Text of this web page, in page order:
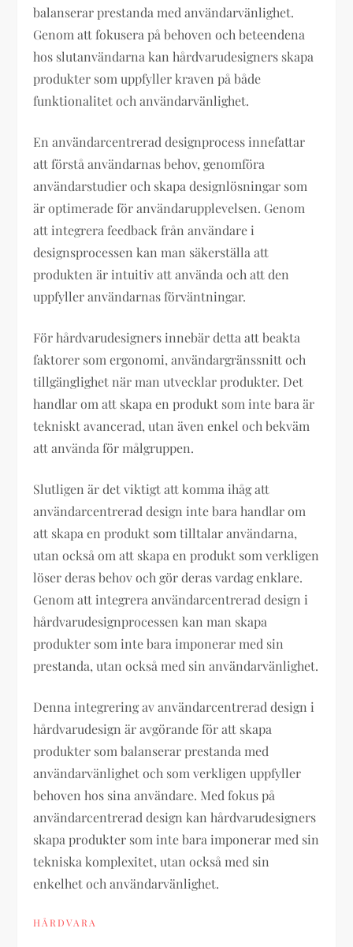
balanserar prestanda med användarvänlighet.
Genom att fokusera på behoven och beteendena
hos slutanvändarna kan hårdvarudesigners skapa
produkter som uppfyller kraven på både
funktionalitet och användarvänlighet.
En användarcentrerad designprocess innefattar
att förstå användarnas behov, genomföra
användarstudier och skapa designlösningar som
är optimerade för användarupplevelsen. Genom
att integrera feedback från användare i
designsprocessen kan man säkerställa att
produkten är intuitiv att använda och att den
uppfyller användarnas förväntningar.
För hårdvarudesigners innebär detta att beakta
faktorer som ergonomi, användargränssnitt och
tillgänglighet när man utvecklar produkter. Det
handlar om att skapa en produkt som inte bara är
tekniskt avancerad, utan även enkel och bekväm
att använda för målgruppen.
Slutligen är det viktigt att komma ihåg att
användarcentrerad design inte bara handlar om
att skapa en produkt som tilltalar användarna,
utan också om att skapa en produkt som verkligen
löser deras behov och gör deras vardag enklare.
Genom att integrera användarcentrerad design i
hårdvarudesignprocessen kan man skapa
produkter som inte bara imponerar med sin
prestanda, utan också med sin användarvänlighet.
Denna integrering av användarcentrerad design i
hårdvarudesign är avgörande för att skapa
produkter som balanserar prestanda med
användarvänlighet och som verkligen uppfyller
behoven hos sina användare. Med fokus på
användarcentrerad design kan hårdvarudesigners
skapa produkter som inte bara imponerar med sin
tekniska komplexitet, utan också med sin
enkelhet och användarvänlighet.
HÅRDVARA